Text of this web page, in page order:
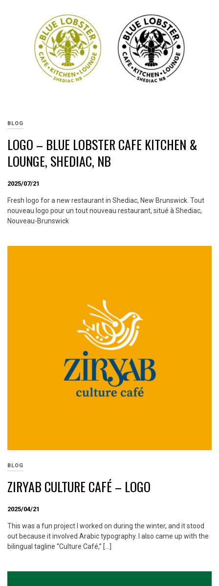
BLOG
LOGO – BLUE LOBSTER CAFE KITCHEN &
LOUNGE, SHEDIAC, NB
2025/07/21
Fresh logo for a new restaurant in Shediac, New Brunswick. Tout
nouveau logo pour un tout nouveau restaurant, situé à Shediac,
Nouveau-Brunswick
BLOG
ZIRYAB CULTURE CAFÉ – LOGO
2025/04/21
This was a fun project I worked on during the winter, and it stood
out because it involved Arabic typography. I also came up with the
bilingual tagline “Culture Café,” […]